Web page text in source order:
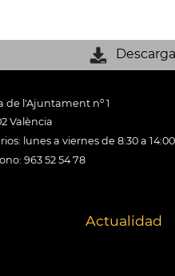
de l'Ajuntament nº 1
València
lunes a viernes de 8:30 a
963 52 54 78
Actualidad